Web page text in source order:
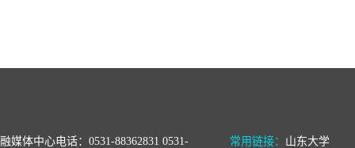
融媒体中心电话：0531-88362831 0531-
常用链接： 山东大学